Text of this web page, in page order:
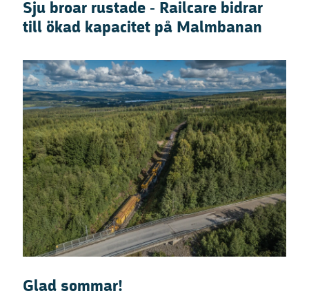
Sju broar rustade - Railcare bidrar
till ökad kapacitet på Malmbanan
Glad sommar!